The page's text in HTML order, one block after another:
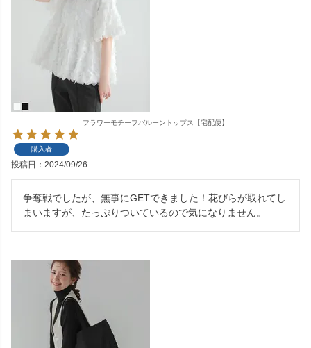
フラワーモチーフバルーントップス【宅配便】
購入者
投稿日 2024/09/26
争奪戦でしたが、無事にGETできました！花びらが取れてし
まいますが、たっぷりついているので気になりません。